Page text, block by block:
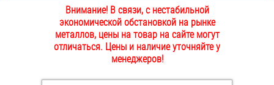
Дюбели
Дюймовый крепёж
Внимание! В связи, с нестабильной
экономической обстановкой на рынке
металлов, цены на товар на сайте могут
отличаться. Цены и наличие уточняйте у
менеджеров!